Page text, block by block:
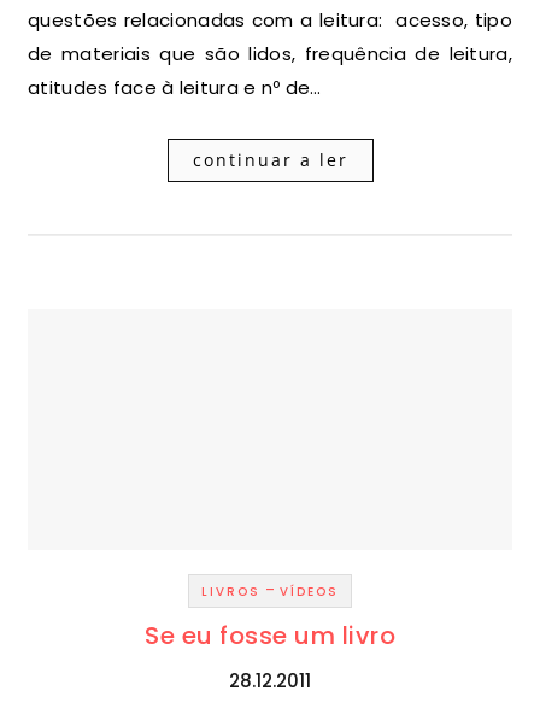
questões relacionadas com a leitura: acesso, tipo
de materiais que são lidos, frequência de leitura,
atitudes face à leitura e nº de…
continuar a ler
LIVROS - VÍDEOS
Se eu fosse um livro
28.12.2011